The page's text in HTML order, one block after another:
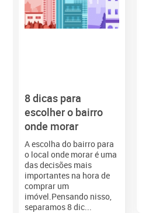
8 dicas para
escolher o bairro
onde morar
A escolha do bairro para
o local onde morar é uma
das decisões mais
importantes na hora de
comprar um
imóvel.Pensando nisso,
separamos 8 dic...